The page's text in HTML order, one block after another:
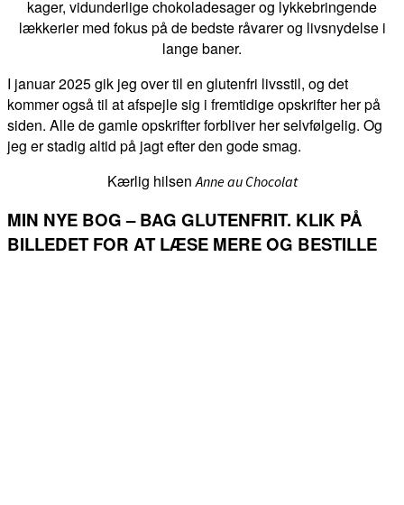
kager, vidunderlige chokoladesager og lykkebringende
lækkerier med fokus på de bedste råvarer og livsnydelse i
lange baner.
I januar 2025 gik jeg over til en glutenfri livsstil, og det
kommer også til at afspejle sig i fremtidige opskrifter her på
siden. Alle de gamle opskrifter forbliver her selvfølgelig. Og
jeg er stadig altid på jagt efter den gode smag.
Kærlig hilsenAnne au Chocolat
MIN NYE BOG – BAG GLUTENFRIT. KLIK PÅ
BILLEDET FOR AT LÆSE MERE OG BESTILLE